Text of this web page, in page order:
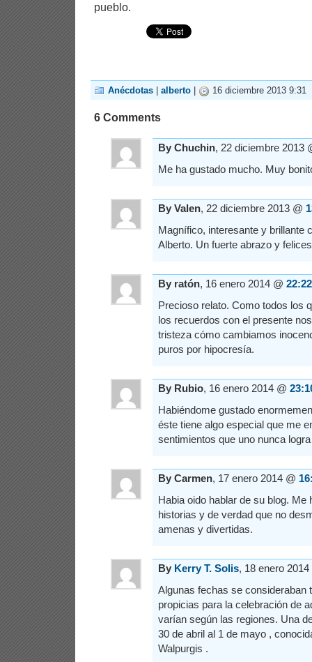
pueblo.
Anécdotas alberto 16 diciembre 2013 9:31
6 Comments
By Chuchin, 22 diciembre 2013
Me ha gustado mucho. Muy
By Valen, 22 diciembre 2013 @
Magnífico, interesante y brillante
Alberto. Un fuerte abrazo y
By ratón, 16 enero 2014 @ 22:22
Precioso relato. Como todos los
los recuerdos con el presente
tristeza cómo cambiamos
puros por hipocresía.
By Rubio, 16 enero 2014 @
Habiéndome gustado
éste tiene algo especial que me
sentimientos que uno nunca
By Carmen, 17 enero 2014 @
Habia oido hablar de su blog. Me
historias y de verdad que no
amenas y divertidas.
By Kerry T. Solis, 18 enero
Algunas fechas se consideraban
propicias para la celebración de
varían según las regiones. Una
30 de abril al 1 de mayo ,
Walpurgis .